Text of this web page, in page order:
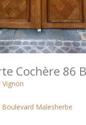
Vignon
Malesherbe